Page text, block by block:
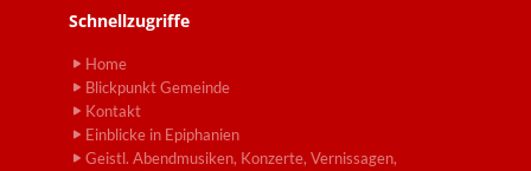
Schnellzugriffe
Home
Blickpunkt Gemeinde
Kontakt
Einblicke in Epiphanien
Geistl. Abendmusiken, Konzerte, Vernissagen,